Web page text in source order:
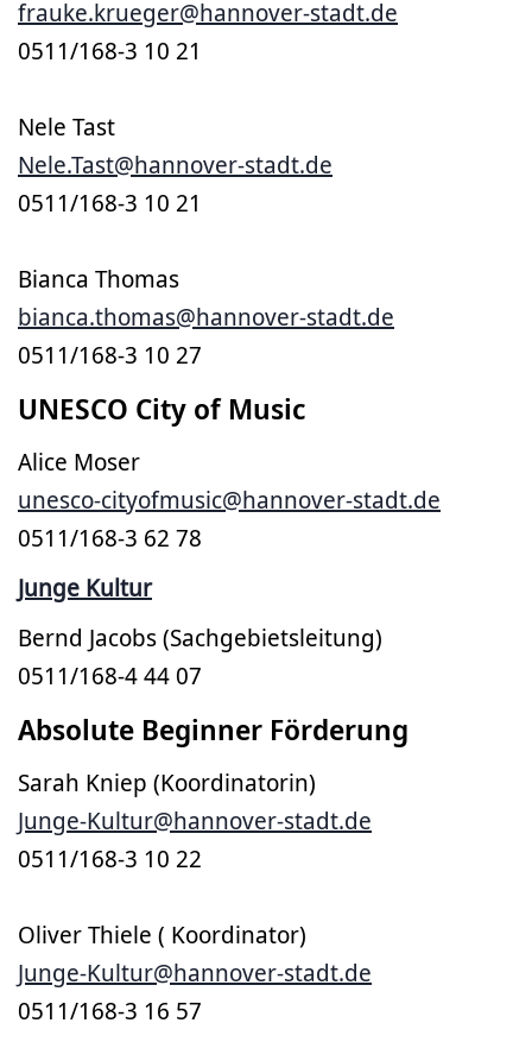
frauke.krueger@hannover-stadt.de
0511/168-3 10 21
Nele Tast
Nele.Tast@hannover-stadt.de
0511/168-3 10 21
Bianca Thomas
bianca.thomas@hannover-stadt.de
0511/168-3 10 27
UNESCO City of Music
Alice Moser
unesco-cityofmusic@hannover-stadt.de
0511/168-3 62 78
Junge Kultur
Bernd Jacobs (Sachgebietsleitung)
0511/168-4 44 07
Absolute Beginner Förderung
Sarah Kniep (Koordinatorin)
Junge-Kultur@hannover-stadt.de
0511/168-3 10 22
Oliver Thiele ( Koordinator)
Junge-Kultur@hannover-stadt.de
0511/168-3 16 57